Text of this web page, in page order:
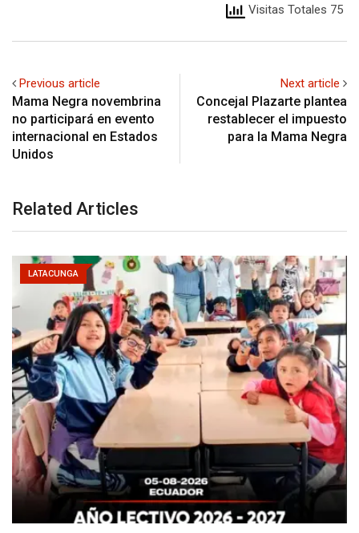
Visitas Totales 75
Previous article
Mama Negra novembrina
no participará en evento
internacional en Estados
Unidos
Next article
Concejal Plazarte plantea
restablecer el impuesto
para la Mama Negra
Related Articles
LATACUNGA